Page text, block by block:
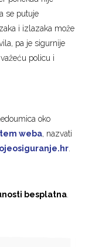
se putuje
i izlazaka može
pa je sigurnije
policu i
oko
weba, nazvati
.
besplatna.